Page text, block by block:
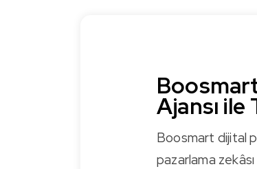
Ajansı ile
Boosmart dijital
pazarlama